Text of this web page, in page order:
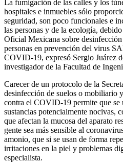
La fumigación de las calles y los
hospitales e inmuebles sólo
seguridad, son poco funcionales e
las personas y de la ecología,
Oficial Mexicana sobre
personas en prevención del virus
COVID-19, expresó Sergio Juárez
investigador de la Facultad de
Carecer de un protocolo de la
desinfección de suelos o mobiliario
contra el COVID-19 permite que
sustancias potencialmente nocivas,
que afectan la mucosa del aparato
gente sea más sensible al
amonio, que si se usan de forma
irritaciones en la piel y problemas
especialista.